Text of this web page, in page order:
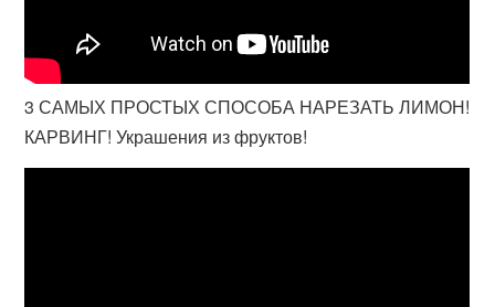
3 САМЫХ ПРОСТЫХ СПОСОБА НАРЕЗАТЬ ЛИМОН!
КАРВИНГ! Украшения из фруктов!